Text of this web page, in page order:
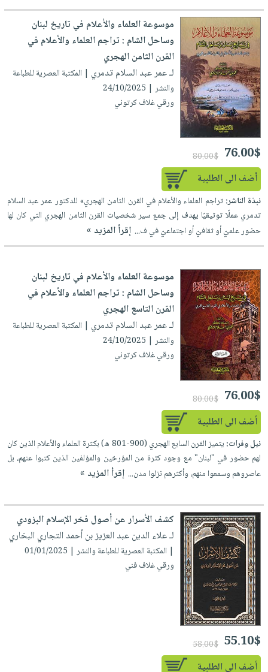
القراءة
English
books
يتكرر
طرحها
تحميل
iKitab
على
Android
تحميل
iKitab
على
Apple
masmu3
على
Android
تحميل
masmu3
على
Apple
تعليمية
صندوق
القراءة
جوائز
الشخصية
جديد
الكل
أجهزة
العناية
الشخصية
العناية
وتصفيف
الشعر
العناية
بالجسم
العناية
بالأسنان
الحمية
المطبخ
والسفرة
جديد
الكل
أواني
الطهي
أدوات
الخبز
أدوات
المائدة
والتخزين
أدوات
المطبخ
متجر
الهدايا
أقسام
الأكثر
مبيعاً
العودة
اكسسوارات
كتب
اكسسوارات
منزلية
اكسسوارات
ملابس
مطرزات
حقائب
حلي
عناية
بالذات
صابون
مناسبات
شحن
مجاني
بنود
مختارة
اشتراكات
كل
الاشتراكات
صندوق
القراءة
iKitab
بلا
حدود
بحث
متقدم
نيل
وفرات
عن
الشركة
سياسة
الشركة
فيديوهات
يتكرر
طرحها
خدمات
نيل
وفرات
انشر
كتابك
تواصل
معنا
حسابك
لائحة
الأمنيات
التسوق
نشرة
الإصدارات
موسوعة العلماء والأعلام في تاريخ لبنان
وساحل الشام : تراجم العلماء والأعلام في
القرن الثامن الهجري
لـ عمر عبد السلام تدمري | المكتبة العصرية للطباعة
والنشر | 24/10/2025
ورقي غلاف كرتوني
76.00$
80.00$
أضف الى الطلبية
نبذة الناشر:تراجم العلماء والأعلام في القرن الثامن الهجري» للدكتور عمر عبد السلام
تدمري عملًا توثيقيًا يهدف إلى جمع سير شخصيات القرن الثامن الهجري التي كان لها
حضور علميّ أو ثقافيّ أو اجتماعيّ في ف... إقرأ المزيد »
موسوعة العلماء والأعلام في تاريخ لبنان
وساحل الشام : تراجم العلماء والأعلام في
القرن التاسع الهجري
لـ عمر عبد السلام تدمري | المكتبة العصرية للطباعة
والنشر | 24/10/2025
ورقي غلاف كرتوني
76.00$
80.00$
أضف الى الطلبية
نيل وفرات:
يتميز القرن السابع الهجري (900-801 ه) بكثرة العلماء والأعلام الذين كان
لهم حضور في "لبنان" مع وجود كثرة من المؤرخين والمؤلفين الذين كتبوا عنهم، بل
عاصروهم وسمعوا منهم، وأكثرهم نزلوا مدن... إقرأ المزيد »
كشف الأسرار عن أصول فخر الإسلام البزودي
لـ علاء الدين عبد العزيز بن أحمد التجاري البخاري
| المكتبة العصرية للطباعة والنشر | 01/01/2025
ورقي غلاف فني
55.10$
58.00$
أضف الى الطلبية